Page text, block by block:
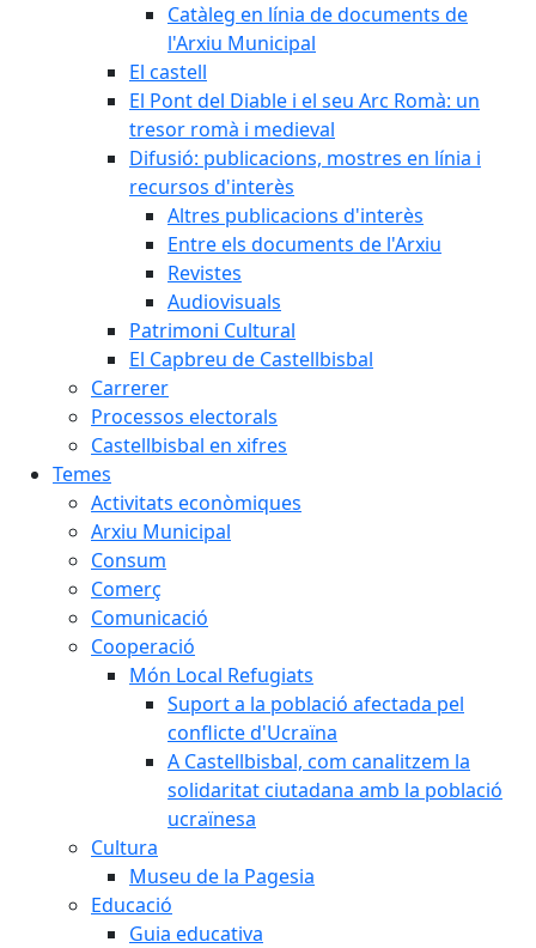
Catàleg en línia de documents de
l'Arxiu Municipal
El castell
El Pont del Diable i el seu Arc Romà: un
tresor romà i medieval
Difusió: publicacions, mostres en línia i
recursos d'interès
Altres publicacions d'interès
Entre els documents de l'Arxiu
Revistes
Audiovisuals
Patrimoni Cultural
El Capbreu de Castellbisbal
Carrerer
Processos electorals
Castellbisbal en xifres
Temes
Activitats econòmiques
Arxiu Municipal
Consum
Comerç
Comunicació
Cooperació
Món Local Refugiats
Suport a la població afectada pel
conflicte d'Ucraïna
A Castellbisbal, com canalitzem la
solidaritat ciutadana amb la població
ucraïnesa
Cultura
Museu de la Pagesia
Educació
Guia educativa